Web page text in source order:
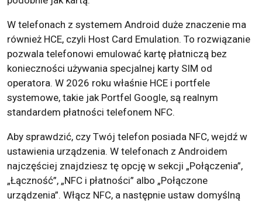
W telefonach z systemem Android duże znaczenie ma
również HCE, czyli Host Card Emulation. To rozwiązanie
pozwala telefonowi emulować kartę płatniczą bez
konieczności używania specjalnej karty SIM od
operatora. W 2026 roku właśnie HCE i portfele
systemowe, takie jak Portfel Google, są realnym
standardem płatności telefonem NFC.
Aby sprawdzić, czy Twój telefon posiada NFC, wejdź w
ustawienia urządzenia. W telefonach z Androidem
najczęściej znajdziesz tę opcję w sekcji „Połączenia”,
„Łączność”, „NFC i płatności” albo „Połączone
urządzenia”. Włącz NFC, a następnie ustaw domyślną